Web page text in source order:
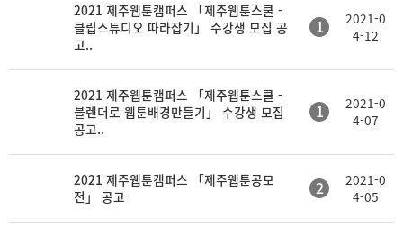
2021 제주웹툰캠퍼스 「제주웹툰스쿨 -
클립스튜디오 따라잡기」 수강생 모집 공
고..
1
2021-0
4-12
2021 제주웹툰캠퍼스 「제주웹툰스쿨 -
블렌더로 웹툰배경만들기」 수강생 모집
공고..
1
2021-0
4-07
2021 제주웹툰캠퍼스 「제주웹툰공모
전」 공고
2
2021-0
4-05